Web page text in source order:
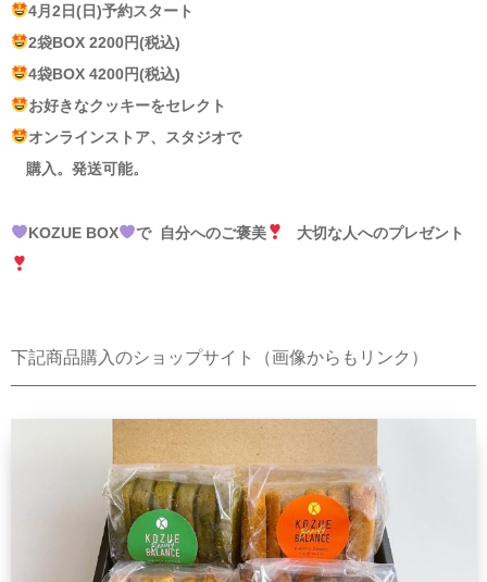
4月2日(日)予約スタート
2袋BOX 2200円(税込)
4袋BOX 4200円(税込)
お好きなクッキーをセレクト
オンラインストア、スタジオで
購入。発送可能。
KOZUE BOX で 自分へのご褒美 大切な人へのプレゼント
下記商品購入のショップサイト（画像からもリンク）